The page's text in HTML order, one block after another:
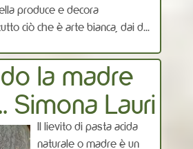
produce e decora
ciò che è arte bianca, dai d...
la madre
Simona Lauri
Il lievito di pasta acida
naturale o madre è un